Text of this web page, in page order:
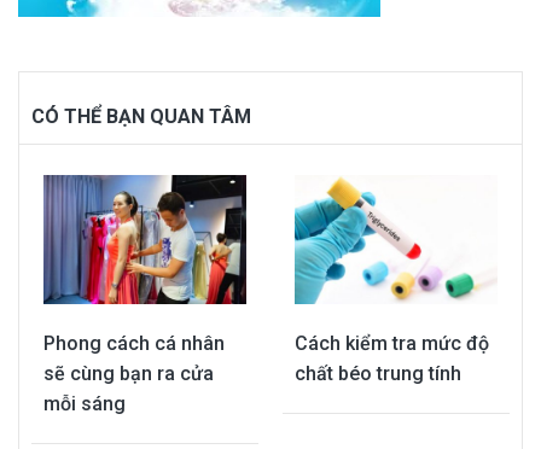
CÓ THỂ BẠN QUAN TÂM
Phong cách cá nhân
sẽ cùng bạn ra cửa
mỗi sáng
Cách kiểm tra mức độ
chất béo trung tính